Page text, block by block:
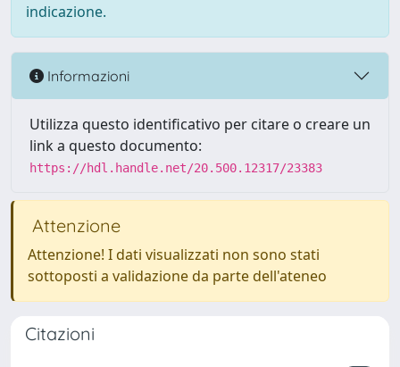
indicazione.
Informazioni
Utilizza questo identificativo per citare o creare un
link a questo documento:
https://hdl.handle.net/20.500.12317/23383
Attenzione
Attenzione! I dati visualizzati non sono stati
sottoposti a validazione da parte dell'ateneo
Citazioni